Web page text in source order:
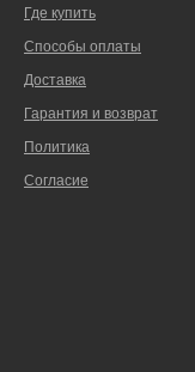
Где купить
Способы оплаты
Доставка
Гарантия и возврат
Политика
Согласие